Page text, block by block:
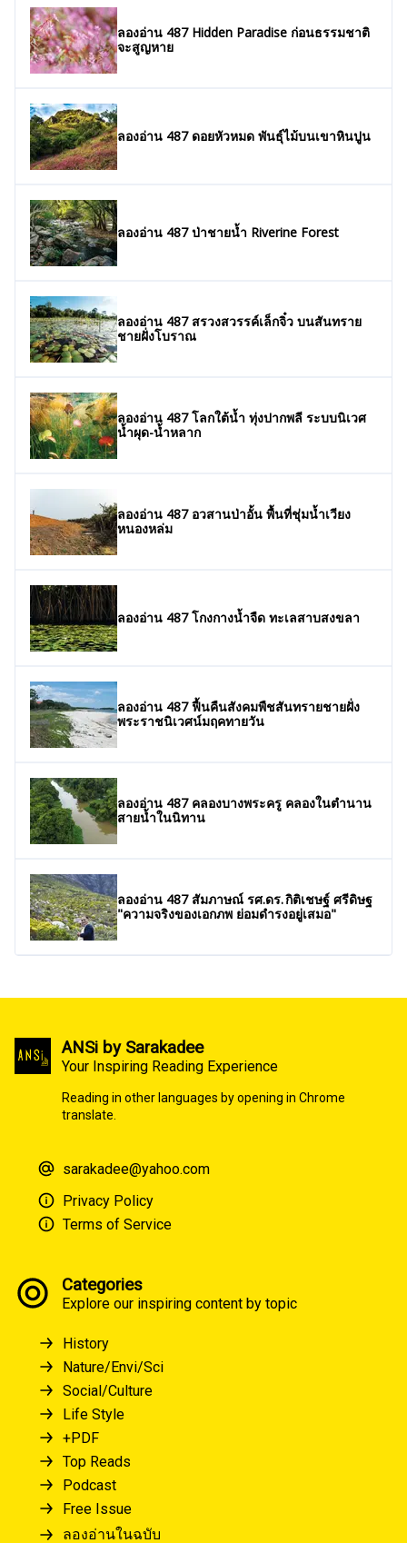
ลองอ่าน 487 Hidden Paradise ก่อนธรรมชาติ
จะสูญหาย
ลองอ่าน 487 ดอยหัวหมด พันธุ์ไม้บนเขาหินปูน
ลองอ่าน 487 ป่าชายน้ำ Riverine Forest
ลองอ่าน 487 สรวงสวรรค์เล็กจิ๋ว บนสันทราย
ชายฝั่งโบราณ
ลองอ่าน 487 โลกใต้น้ำ ทุ่งปากพลี ระบบนิเวศ
น้ำผุด-น้ำหลาก
ลองอ่าน 487 อวสานป่าอั้น พื้นที่ชุ่มน้ำเวียง
หนองหล่ม
ลองอ่าน 487 โกงกางน้ำจืด ทะเลสาบสงขลา
ลองอ่าน 487 ฟื้นคืนสังคมพืชสันทรายชายฝั่ง
พระราชนิเวศน์มฤคทายวัน
ลองอ่าน 487 คลองบางพระครู คลองในตำนาน
สายน้ำในนิทาน
ลองอ่าน 487 สัมภาษณ์ รศ.ดร. กิติเชษฐ์ ศรีดิษฐ
"ความจริงของเอกภพ ย่อมดำรงอยู่เสมอ"
ANSi by Sarakadee
Your Inspiring Reading Experience
Reading in other languages by opening in Chrome
translate.
sarakadee@yahoo.com
Privacy Policy
Terms of Service
Categories
Explore our inspiring content by topic
History
Nature/Envi/Sci
Social/Culture
Life Style
+PDF
Top Reads
Podcast
Free Issue
ลองอ่านในฉบับ